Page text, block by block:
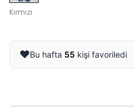
Kırmızı
❤️Bu hafta 55 kişi favoriledi